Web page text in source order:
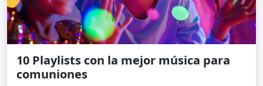
10 Playlists con la mejor música para
comuniones